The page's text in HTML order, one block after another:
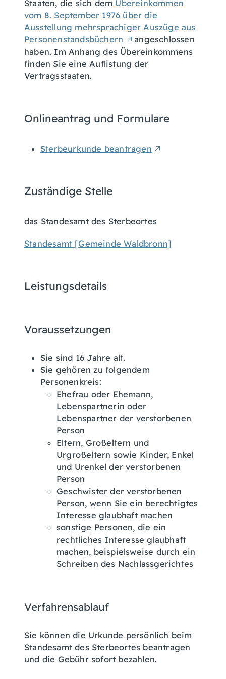
Staaten, die sich dem Übereinkommen
vom 8. September 1976 über die
Ausstellung mehrsprachiger Auszüge aus
Personenstandsbüchern
angeschlossen
haben. Im Anhang des Übereinkommens
finden Sie eine Auflistung der
Vertragsstaaten.
Onlineantrag und Formulare
Sterbeurkunde beantragen
Zuständige Stelle
das Standesamt des Sterbeortes
Standesamt [Gemeinde Waldbronn]
Leistungsdetails
Voraussetzungen
Sie sind 16 Jahre alt.
Sie gehören zu folgendem
Personenkreis:
Ehefrau oder Ehemann,
Lebenspartnerin oder
Lebenspartner der verstorbenen
Person
Eltern, Großeltern und
Urgroßeltern sowie Kinder, Enkel
und Urenkel der verstorbenen
Person
Geschwister der verstorbenen
Person, wenn Sie ein berechtigtes
Interesse glaubhaft machen
sonstige Personen, die ein
rechtliches Interesse glaubhaft
machen, beispielsweise durch ein
Schreiben des Nachlassgerichtes
Verfahrensablauf
Sie können die Urkunde persönlich beim
Standesamt des Sterbeortes beantragen
und die Gebühr sofort bezahlen.